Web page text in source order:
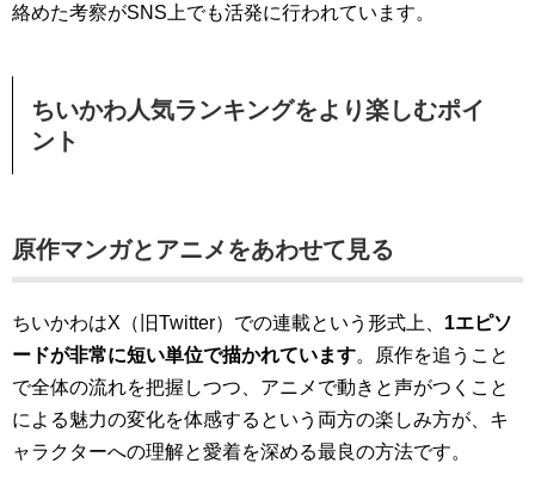
絡めた考察がSNS上でも活発に行われています。
ちいかわ人気ランキングをより楽しむポイ
ント
原作マンガとアニメをあわせて見る
ちいかわはX（旧Twitter）での連載という形式上、 1エピソ
ードが非常に短い単位で描かれています。原作を追うこと
で全体の流れを把握しつつ、アニメで動きと声がつくこと
による魅力の変化を体感するという両方の楽しみ方が、キ
ャラクターへの理解と愛着を深める最良の方法です。